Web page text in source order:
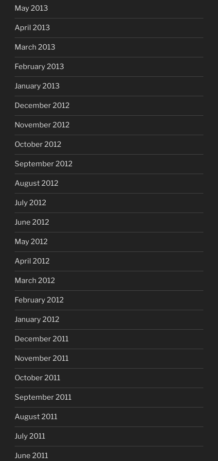
May 2013
April 2013
March 2013
February 2013
January 2013
December 2012
November 2012
October 2012
September 2012
August 2012
July 2012
June 2012
May 2012
April 2012
March 2012
February 2012
January 2012
December 2011
November 2011
October 2011
September 2011
August 2011
July 2011
June 2011